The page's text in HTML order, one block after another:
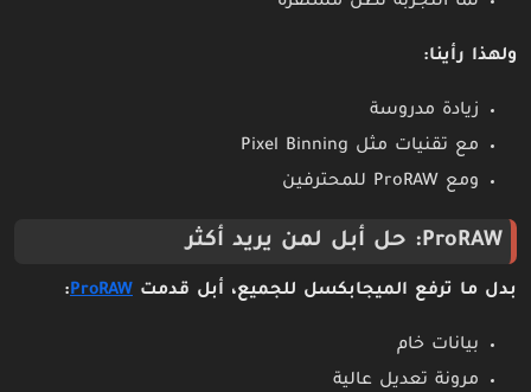
ولهذا رأينا:
زيادة مدروسة
مع تقنيات مثل Pixel Binning
ومع ProRAW للمحترفين
ProRAW: حل أبل لمن يريد أكثر
بدل ما ترفع الميجابكسل للجميع، أبل قدمت ProRAW
:
بيانات خام
مرونة تعديل عالية